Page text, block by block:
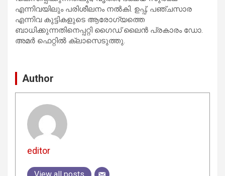
എന്നിവയിലും പരിശീലനം നല്‍കി. ഉപ്പ്, പഞ്ചസാര
എന്നിവ കുട്ടികളുടെ ആരോഗ്യത്തെ
ബാധിക്കുന്നതിനെപ്പറ്റി ഗൈഡ് ലൈന്‍ പ്രകാരം ഡോ.
അമര്‍ ഫെറ്റില്‍ ക്ലാസെടുത്തു.
Author
editor